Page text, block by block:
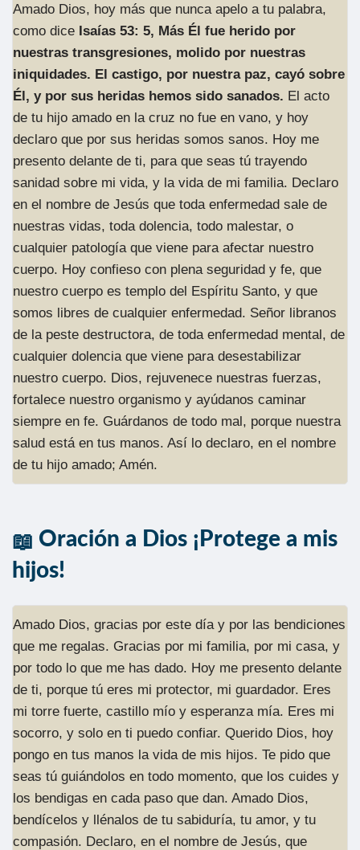
Amado Dios, hoy más que nunca apelo a tu palabra,
como dice Isaías 53: 5, Más Él fue herido por
nuestras transgresiones, molido por nuestras
iniquidades. El castigo, por nuestra paz, cayó sobre
Él, y por sus heridas hemos sido sanados. El acto
de tu hijo amado en la cruz no fue en vano, y hoy
declaro que por sus heridas somos sanos. Hoy me
presento delante de ti, para que seas tú trayendo
sanidad sobre mi vida, y la vida de mi familia. Declaro
en el nombre de Jesús que toda enfermedad sale de
nuestras vidas, toda dolencia, todo malestar, o
cualquier patología que viene para afectar nuestro
cuerpo. Hoy confieso con plena seguridad y fe, que
nuestro cuerpo es templo del Espíritu Santo, y que
somos libres de cualquier enfermedad. Señor libranos
de la peste destructora, de toda enfermedad mental, de
cualquier dolencia que viene para desestabilizar
nuestro cuerpo. Dios, rejuvenece nuestras fuerzas,
fortalece nuestro organismo y ayúdanos caminar
siempre en fe. Guárdanos de todo mal, porque nuestra
salud está en tus manos. Así lo declaro, en el nombre
de tu hijo amado; Amén.
Oración a Dios ¡Protege a mis
hijos!
Amado Dios, gracias por este día y por las bendiciones
que me regalas. Gracias por mi familia, por mi casa, y
por todo lo que me has dado. Hoy me presento delante
de ti, porque tú eres mi protector, mi guardador. Eres
mi torre fuerte, castillo mío y esperanza mía. Eres mi
socorro, y solo en ti puedo confiar. Querido Dios, hoy
pongo en tus manos la vida de mis hijos. Te pido que
seas tú guiándolos en todo momento, que los cuides y
los bendigas en cada paso que dan. Amado Dios,
bendícelos y llénalos de tu sabiduría, tu amor, y tu
compasión. Declaro, en el nombre de Jesús, que